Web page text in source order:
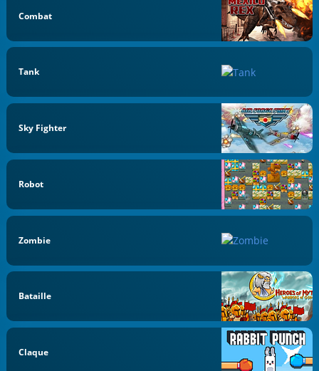
Combat
Tank
Sky Fighter
Robot
Zombie
Bataille
Claque